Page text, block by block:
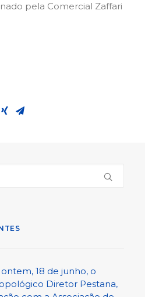
pela Comercial Zaffari
18 de junho, o
Diretor Pestana,